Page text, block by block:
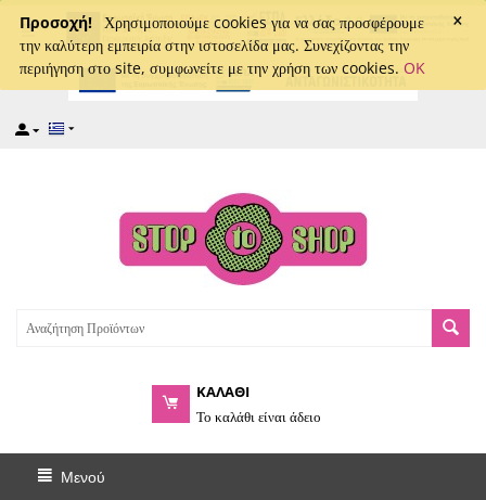
×
Προσοχή! Χρησιμοποιούμε cookies για να σας προσφέρουμε
την καλύτερη εμπειρία στην ιστοσελίδα μας. Συνεχίζοντας την
περιήγηση στο site, συμφωνείτε με την χρήση των cookies. OK
captcha
ΚΑΛΑΘΙ
Το καλάθι είναι άδειο
Μενού